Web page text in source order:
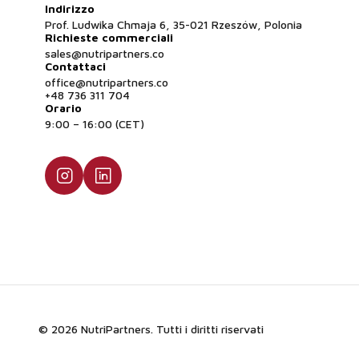
Indirizzo
Prof. Ludwika Chmaja 6, 35-021 Rzeszów, Polonia
Richieste commerciali
sales@nutripartners.co
Contattaci
office@nutripartners.co
+48 736 311 704
Orario
9:00 – 16:00 (CET)
© 2026 NutriPartners. Tutti i diritti riservati